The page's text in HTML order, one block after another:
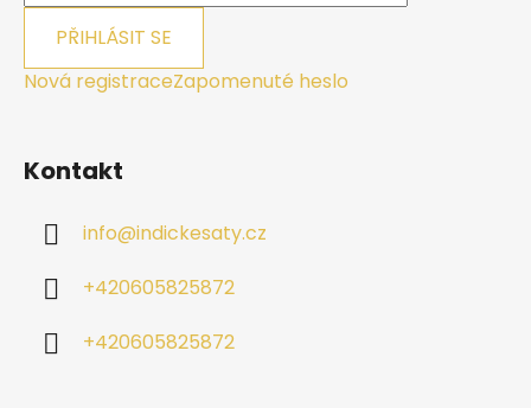
PŘIHLÁSIT SE
Nová registraceZapomenuté heslo
Kontakt
info@indickesaty.cz
+420605825872
+420605825872